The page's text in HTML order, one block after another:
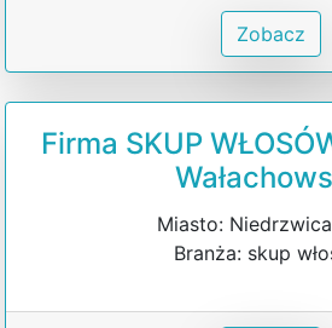
Zobacz
Firma SKUP
Miasto:
Branża: skup